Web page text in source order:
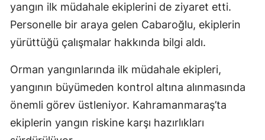
yangın ilk müdahale ekiplerini de ziyaret etti.
Personelle bir araya gelen Cabaroğlu, ekiplerin
yürüttüğü çalışmalar hakkında bilgi aldı.
Orman yangınlarında ilk müdahale ekipleri,
yangının büyümeden kontrol altına alınmasında
önemli görev üstleniyor. Kahramanmaraş’ta
ekiplerin yangın riskine karşı hazırlıkları